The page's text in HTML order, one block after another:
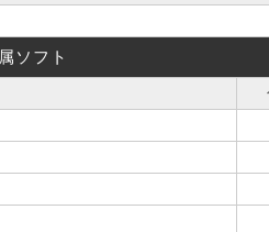
ソフト